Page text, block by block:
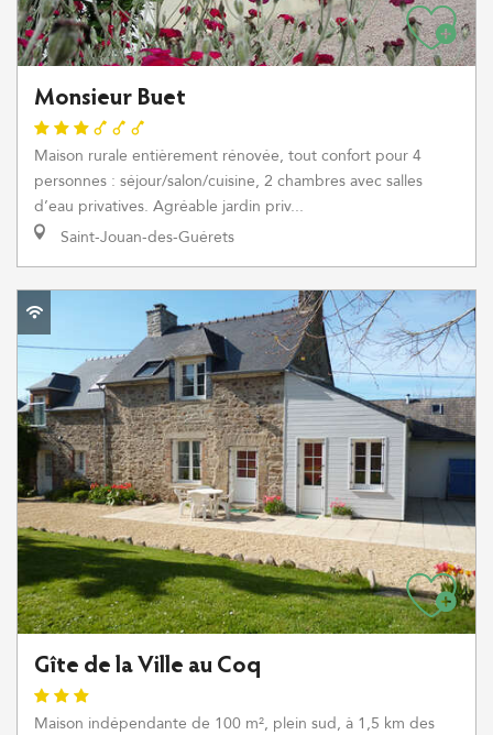
Monsieur Buet
Maison rurale entièrement rénovée, tout confort pour 4
personnes : séjour/salon/cuisine, 2 chambres avec salles
d’eau privatives. Agréable jardin priv...
Saint-Jouan-des-Guérets
Gîte de la Ville au Coq
Maison indépendante de 100 m², plein sud, à 1,5 km des